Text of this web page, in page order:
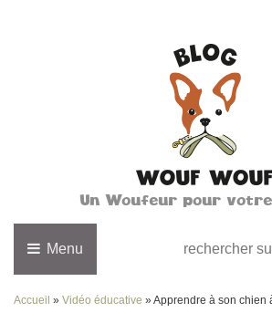
Un Woufeur pour
Menu
Accueil » Vidéo éducative »Apprendre à son chien